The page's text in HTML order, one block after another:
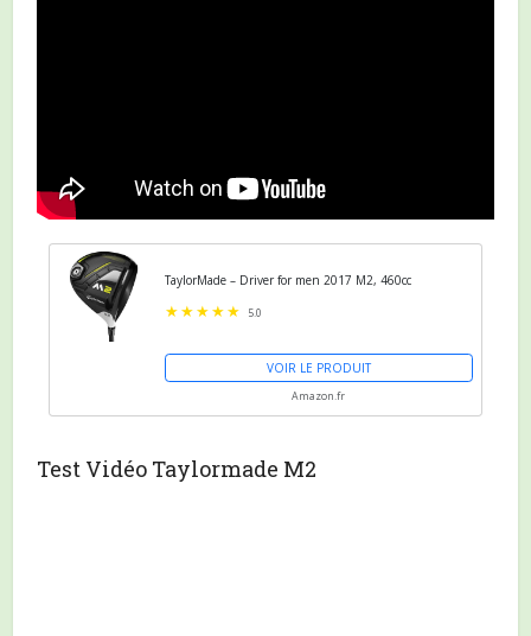
TaylorMade – Driver for men 2017 M2, 460cc
5.0
VOIR LE PRODUIT
Amazon.fr
Test Vidéo Taylormade M2